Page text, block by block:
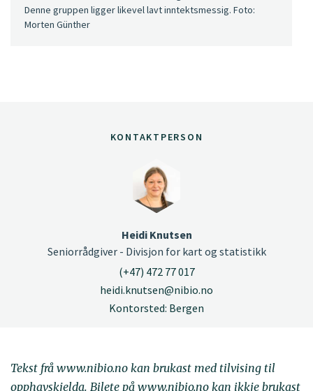
Denne gruppen ligger likevel lavt inntektsmessig. Foto:
Morten Günther
KONTAKTPERSON
Heidi Knutsen
Seniorrådgiver - Divisjon for kart og statistikk
(+47) 472 77 017
heidi.knutsen@nibio.no
Kontorsted: Bergen
Tekst frå www.nibio.no kan brukast med tilvising til
opphavskjelda. Bilete på www.nibio.no kan ikkje brukast